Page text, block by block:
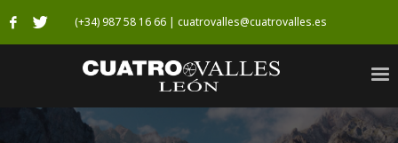
(+34) 987 58 16 66 | cuatrovalles@cuatrovalles.es